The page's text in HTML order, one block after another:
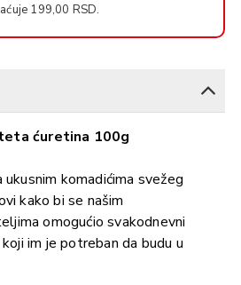
199,00 RSD.
ćuretina 100g
komadićima svežeg
kako bi se našim
omogućio svakodnevni
im je potreban da budu u